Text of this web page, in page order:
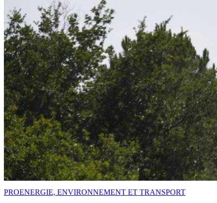
PROENERGIE, ENVIRONNEMENT ET TRANSPORT